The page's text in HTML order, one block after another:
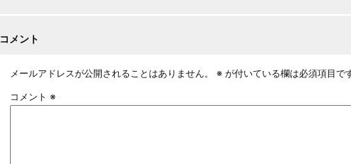
コメント
メールアドレスが公開されることはありません。 ※ が付いている欄は必須項目で
コメント ※